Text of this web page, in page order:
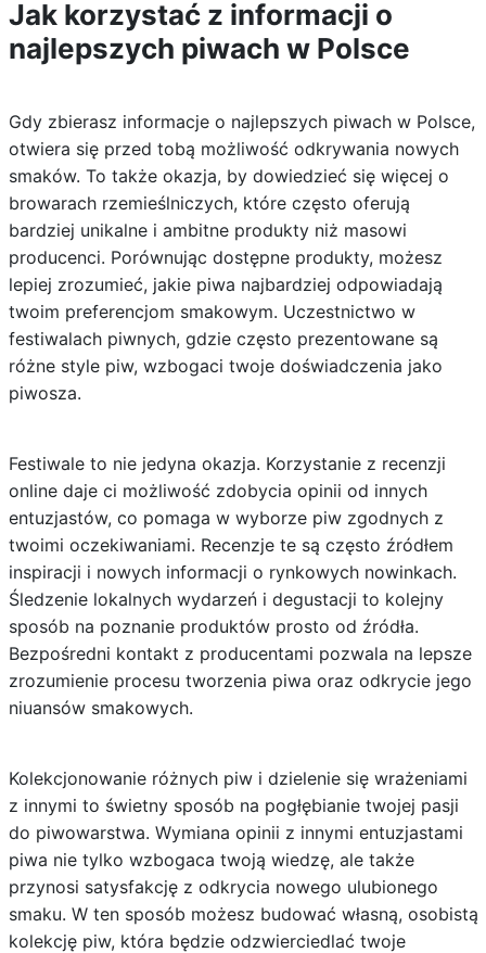
Jak korzystać z informacji o
najlepszych piwach w Polsce
Gdy zbierasz informacje o najlepszych piwach w Polsce,
otwiera się przed tobą możliwość odkrywania nowych
smaków. To także okazja, by dowiedzieć się więcej o
browarach rzemieślniczych, które często oferują
bardziej unikalne i ambitne produkty niż masowi
producenci. Porównując dostępne produkty, możesz
lepiej zrozumieć, jakie piwa najbardziej odpowiadają
twoim preferencjom smakowym. Uczestnictwo w
festiwalach piwnych, gdzie często prezentowane są
różne style piw, wzbogaci twoje doświadczenia jako
piwosza.
Festiwale to nie jedyna okazja. Korzystanie z recenzji
online daje ci możliwość zdobycia opinii od innych
entuzjastów, co pomaga w wyborze piw zgodnych z
twoimi oczekiwaniami. Recenzje te są często źródłem
inspiracji i nowych informacji o rynkowych nowinkach.
Śledzenie lokalnych wydarzeń i degustacji to kolejny
sposób na poznanie produktów prosto od źródła.
Bezpośredni kontakt z producentami pozwala na lepsze
zrozumienie procesu tworzenia piwa oraz odkrycie jego
niuansów smakowych.
Kolekcjonowanie różnych piw i dzielenie się wrażeniami
z innymi to świetny sposób na pogłębianie twojej pasji
do piwowarstwa. Wymiana opinii z innymi entuzjastami
piwa nie tylko wzbogaca twoją wiedzę, ale także
przynosi satysfakcję z odkrycia nowego ulubionego
smaku. W ten sposób możesz budować własną, osobistą
kolekcję piw, która będzie odzwierciedlać twoje